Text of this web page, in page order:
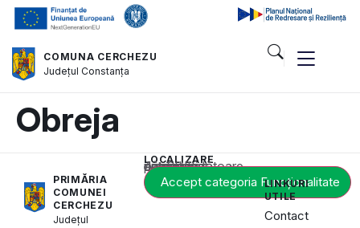
COMUNA CERCHEZU
JudețulConstanța
Obreja
PRIMĂRIA
COMUNEI
CERCHEZU
Județul
LOCALIZARE
Acest conținut este blocat până când acceptați categoria corespunzătoare de cookie-uri.
Accept categoria Funcționalitate
LINKURI
UTILE
Contact